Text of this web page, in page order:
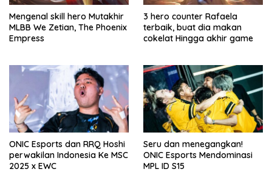
Mengenal skill hero Mutakhir
MLBB We Zetian, The Phoenix
Empress
3 hero counter Rafaela
terbaik, buat dia makan
cokelat Hingga akhir game
ONIC Esports dan RRQ Hoshi
perwakilan Indonesia Ke MSC
2025 x EWC
Seru dan menegangkan!
ONIC Esports Mendominasi
MPL ID S15